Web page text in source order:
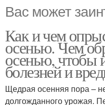
Вас может
Как и чем
осенью. Чем
осенью, чтобы
болезней и
Щедрая осенняя пора –
долгожданного урожая.